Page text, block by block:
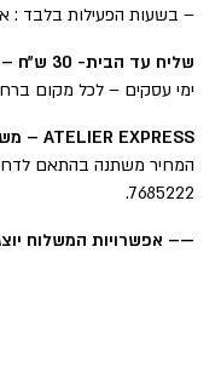
– בשעות הפעילות בלבד : א׳-ה׳ 9:00-19:30 ו׳
שליח עד הבית- 30 ש״ח – בקנייה מעל ל-500 ש״ח – חינם!
ימי עסקים – לכל מקום
ATELIER EXPRESS – משלוח בהול
7685222.
—– אפשרויות המשלוח